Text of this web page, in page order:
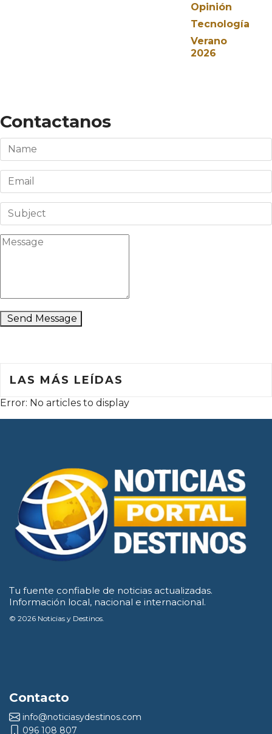
Opinión
Tecnología
Verano
2026
Contactanos
Send Message
LAS MÁS LEÍDAS
Error: No articles to display
Tu fuente confiable de noticias actualizadas.
Información local, nacional e internacional.
© 2026 Noticias y Destinos.
Contacto
info@noticiasydestinos.com
096 108 807